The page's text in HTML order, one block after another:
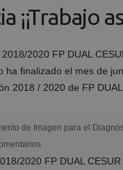
¡¡Trabajo
2020 FP DUAL
ha finalizado el mes de
2018 / 2020 de FP
de Imagen para el
2020 FP DUAL